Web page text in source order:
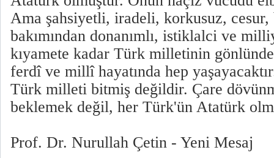
Ama şahsiyetli, iradeli, korkusuz,
bakımından donanımlı, istiklalci ve
kıyamete kadar Türk milletinin
ferdî ve millî hayatında hep
Türk milleti bitmiş değildir. Çare
beklemek değil, her Türk'ün Atatürk
Prof. Dr. Nurullah Çetin - Yeni Mesaj